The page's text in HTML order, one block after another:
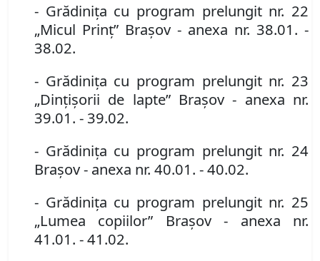
- Grădiniţa cu program prelungit nr. 22
„Micul Prinţ” Braşov - anexa nr. 38.01. -
38.02.
- Grădiniţa cu program prelungit nr. 23
„Dinţişorii de lapte” Braşov- anexa nr.
39.01. - 39.02.
- Grădiniţa cu program prelungit nr. 24
Braşov- anexa nr. 40.01. - 40.02.
- Grădiniţa cu program prelungit nr. 25
„Lumea copiilor” Braşov- anexa nr.
41.01. - 41.02.